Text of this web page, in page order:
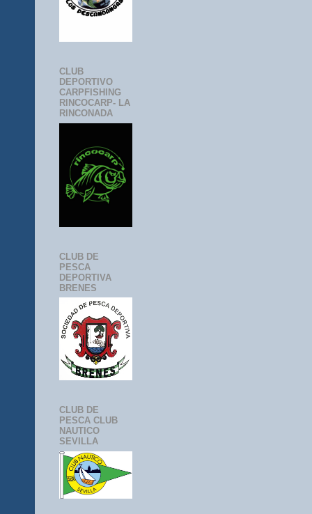
CLUB
DEPORTIVO
CARPFISHING
RINCOCARP- LA
RINCONADA
CLUB DE
PESCA
DEPORTIVA
BRENES
CLUB DE
PESCA CLUB
NAUTICO
SEVILLA